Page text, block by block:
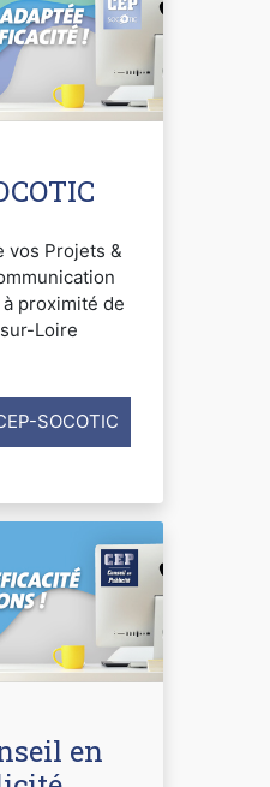
vos Projets &
proximité de
Loire
SOCOTIC
en